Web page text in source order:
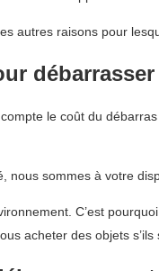
autres raisons pour
le coût du
nous sommes à votre
C’est
acheter des objets